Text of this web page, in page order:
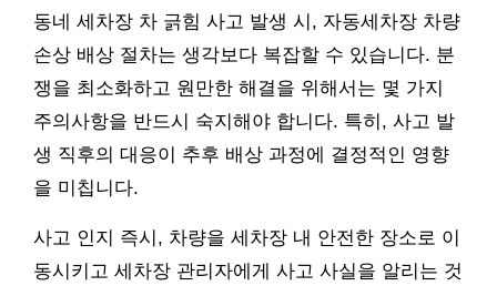
동네 세차장 차 긁힘 사고 발생 시, 자동세차장 차량
손상 배상 절차는 생각보다 복잡할 수 있습니다. 분
쟁을 최소화하고 원만한 해결을 위해서는 몇 가지
주의사항을 반드시 숙지해야 합니다. 특히, 사고 발
생 직후의 대응이 추후 배상 과정에 결정적인 영향
을 미칩니다.
사고 인지 즉시, 차량을 세차장 내 안전한 장소로 이
동시키고 세차장 관리자에게 사고 사실을 알리는 것